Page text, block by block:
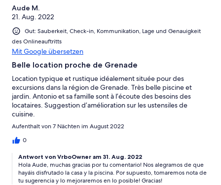
Aude M.
21. Aug. 2022
Gut: Sauberkeit, Check-in, Kommunikation, Lage und Genauigkeit
des Onlineauftritts
Mit Google übersetzen
Belle location proche de Grenade
Location typique et rustique idéalement située pour des
excursions dans la région de Grenade. Très belle piscine et
jardin. Antonio et sa famille sont à l’écoute des besoins des
locataires. Suggestion d’amélioration sur les ustensiles de
cuisine.
Aufenthalt von 7 Nächten im August 2022
0
Antwort von VrboOwner am 31. Aug. 2022
Hola Aude, muchas gracias por tu comentario! Nos alegramos de que
hayáis disfrutado la casa y la piscina. Por supuesto, tomaremos nota de
tu sugerencia y lo mejoraremos en lo posible! Gracias!